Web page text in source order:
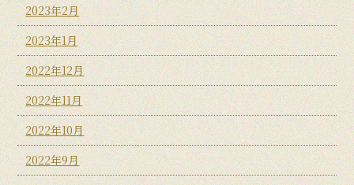
2023年2月
2023年1月
2022年12月
2022年11月
2022年10月
2022年9月